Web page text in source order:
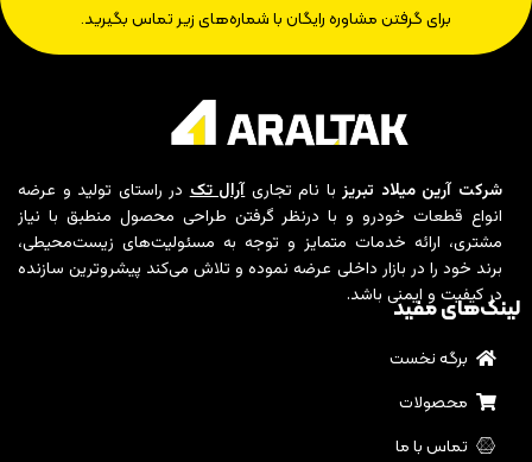
برای گرفتن مشاوره رایگان با شماره‌های زیر تماس بگیرید.
شرکت آرین میلاد تبریزبا نام تجاریآرال تکدر راستای تولید و عرضه
انواع قطعات خودرو و با درنظر گرفتن طراحی محصول منطبق با نیاز
مشتری، ارائه خدمات متمایز و توجه به مسئولیت‌های زیست‌محیطی،
برند خود را در بازار داخلی عرضه نموده و تلاش می‌کند پیشروترین سازنده
در کیفیت و ایمنی باشد.
لینک‌های مفید
برگه نخست
محصولات
تماس با ما